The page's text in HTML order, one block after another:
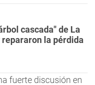
cascada" de La
repararon la pérdida
fuerte discusión en